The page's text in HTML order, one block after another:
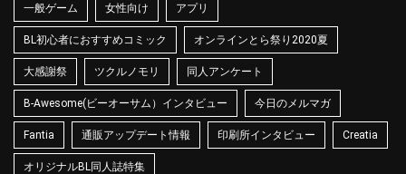
一般ゲーム 女性向け アプリ
BL初心者におすすめコミック オンラインとら祭り2020夏
大感謝祭 ツクルノモリ 同人アンケート
B-Awesome(ビーオーサム）インタビュー 今日のメルマガ
Fantia 通販アップデート情報 印刷所インタビュー Creatia
オリジナルBL同人誌特集